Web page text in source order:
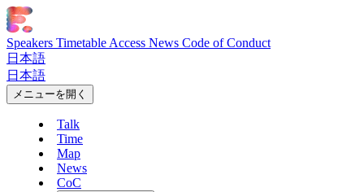
Speakers Timetable Access News Code of Conduct
日本語
日本語
メニューを開く
Talk
Time
Map
News
CoC